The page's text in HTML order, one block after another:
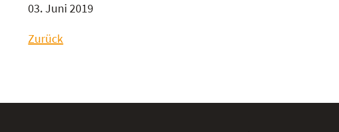
03. Juni 2019
Zurück